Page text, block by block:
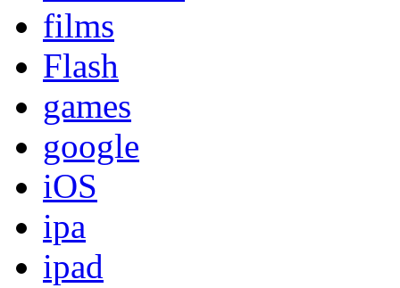
films
Flash
games
google
iOS
ipa
ipad